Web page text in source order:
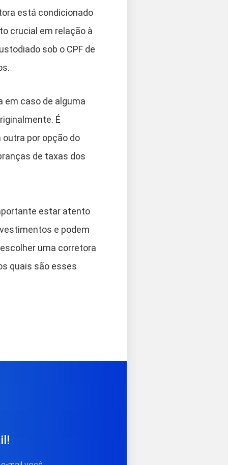
está condicionado
crucial em relação à
sob o CPF de
em caso de alguma
É
por opção do
de taxas dos
estar atento
e podem
uma corretora
quais são esses